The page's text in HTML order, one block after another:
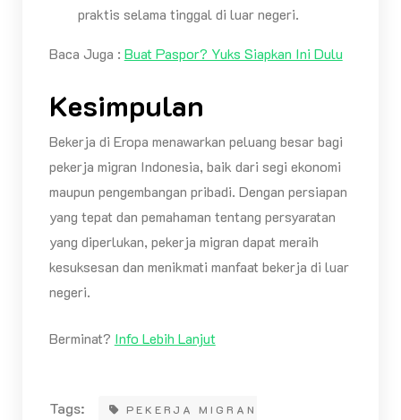
praktis selama tinggal di luar negeri.
Baca Juga : Buat Paspor? Yuks Siapkan Ini Dulu
Kesimpulan
Bekerja di Eropa menawarkan peluang besar bagi
pekerja migran Indonesia, baik dari segi ekonomi
maupun pengembangan pribadi. Dengan persiapan
yang tepat dan pemahaman tentang persyaratan
yang diperlukan, pekerja migran dapat meraih
kesuksesan dan menikmati manfaat bekerja di luar
negeri.
Berminat? Info Lebih Lanjut
Tags:
PEKERJA MIGRAN